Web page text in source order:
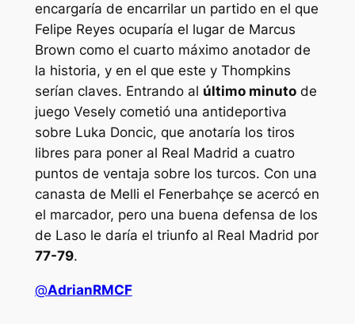
encargaría de encarrilar un partido en el que
Felipe Reyes ocuparía el lugar de Marcus
Brown como el cuarto máximo anotador de
la historia, y en el que este y Thompkins
serían claves. Entrando al último minutode
juego Vesely cometió una antideportiva
sobre Luka Doncic, que anotaría los tiros
libres para poner al Real Madrid a cuatro
puntos de ventaja sobre los turcos. Con una
canasta de Melli el Fenerbahçe se acercó en
el marcador, pero una buena defensa de los
de Laso le daría el triunfo al Real Madrid por
77-79.
@AdrianRMCF